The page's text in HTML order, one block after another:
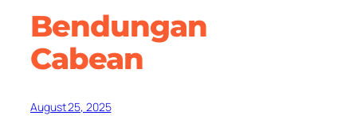
Bendungan
Cabean
August 25, 2025